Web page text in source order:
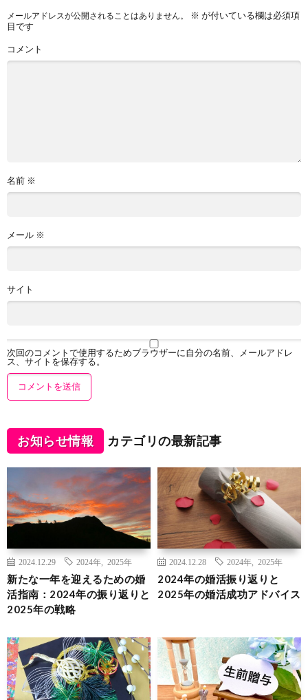
メールアドレスが公開されることはありません。 ※ が付いている欄は必須項
目です
コメント
名前 ※
メール ※
サイト
次回のコメントで使用するためブラウザーに自分の名前、メールアドレ
ス、サイトを保存する。
お知らせ情報 カテゴリの最新記事
2024.12.29 2024年 2025年
新たな一年を迎えるための婚
活指南：2024年の振り返りと
2025年の戦略
2024.12.28 2024年 2025年
2024年の婚活振り返りと
2025年の婚活成功アドバイス